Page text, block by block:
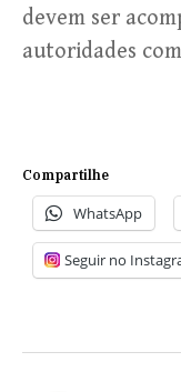
devem ser
autoridades
Compartilhe
WhatsApp
Seguir no